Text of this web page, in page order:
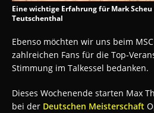
Eine wichtige Erfahrung für Mark
Teutschenthal
Ebenso möchten wir uns beim
zahlreichen Fans für die Top-
Stimmung im Talkessel bedanken.
Dieses Wochenende starten Max
bei der Deutschen Meisterschaft